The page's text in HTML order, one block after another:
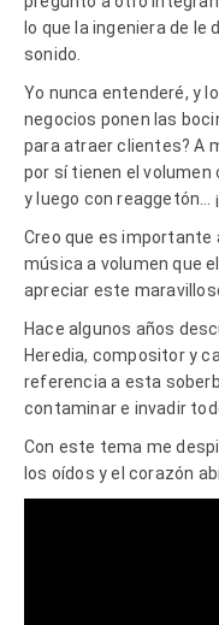
lo que la ingeniera de le
sonido.
Yo nunca entenderé, y
negocios ponen las
para atraer clientes? A
por sí tienen el
y luego con reaggetón…
Creo que es importante
música a volumen que
apreciar este
Hace algunos años
Heredia, compositor y
referencia a esta
contaminar e invadir
Con este tema me
los oídos y el corazón